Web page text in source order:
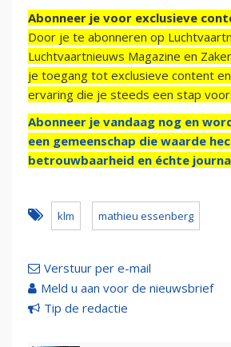
Abonneer je voor exclusieve
Door je te abonneren op
Luchtvaartnieuws Magazine en
je toegang tot exclusieve content
ervaring die je steeds een stap
Abonneer je vandaag nog en
een gemeenschap die waarde
betrouwbaarheid en échte
klm mathieu essenberg
Verstuur per e-mail
Meld u aan voor de nieuwsbrief
Tip de redactie